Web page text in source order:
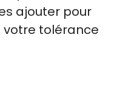
ajouter pour
tolérance